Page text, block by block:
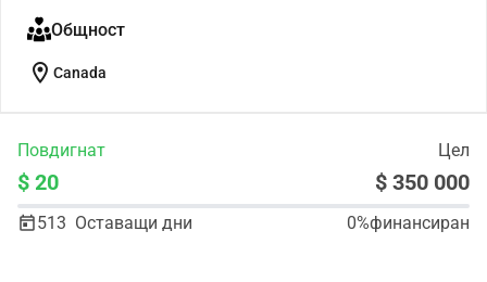
Общност
location_on Canada
Повдигнат Цел
$ 20 $ 350 000
513 Оставащи дни 0%финансиран